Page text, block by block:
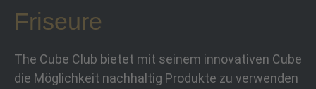
Friseure
The Cube Club bietet mit seinem innovativen Cube
die Möglichkeit nachhaltig Produkte zu verwenden